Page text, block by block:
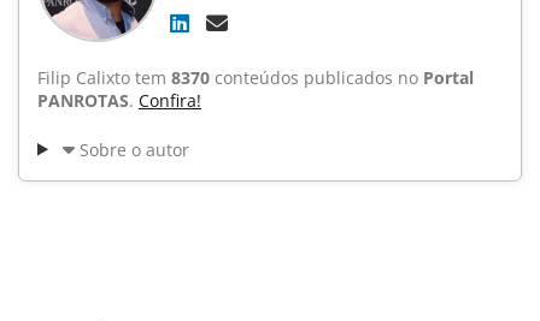
Filip Calixto tem 8370 conteúdos publicados no Portal
PANROTAS. Confira!
Sobre o autor